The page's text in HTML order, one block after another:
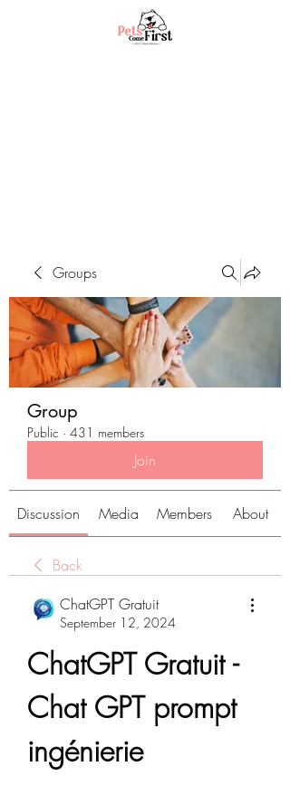
Groups
Group
Public · 431 members
Join
Discussion Media Members About
Back
ChatGPT Gratuit
September 12, 2024
ChatGPT Gratuit -
Chat GPT prompt
ingénierie